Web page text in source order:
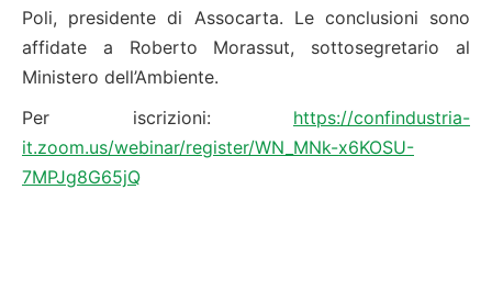
Poli, presidente di Assocarta. Le conclusioni sono
affidate a Roberto Morassut, sottosegretario al
Ministero dell’Ambiente.
Per iscrizioni: https://confindustria-
it.zoom.us/webinar/register/WN_MNk-x6KOSU-
7MPJg8G65jQ